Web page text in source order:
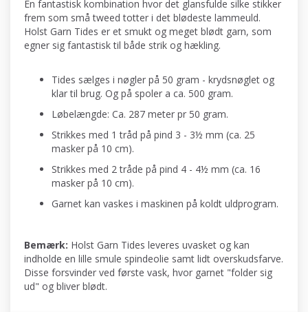
En fantastisk kombination hvor det glansfulde silke stikker
frem som små tweed totter i det blødeste lammeuld.
Holst Garn Tides er et smukt og meget blødt garn, som
egner sig fantastisk til både strik og hækling.
Tides sælges i nøgler på 50 gram - krydsnøglet og
klar til brug. Og på spoler a ca. 500 gram.
Løbelængde: Ca. 287 meter pr 50 gram.
Strikkes med 1 tråd på pind 3 - 3½ mm (ca. 25
masker på 10 cm).
Strikkes med 2 tråde på pind 4 - 4½ mm (ca. 16
masker på 10 cm).
Garnet kan vaskes i maskinen på koldt uldprogram.
Bemærk: Holst Garn Tides leveres uvasket og kan
indholde en lille smule spindeolie samt lidt overskudsfarve.
Disse forsvinder ved første vask, hvor garnet "folder sig
ud" og bliver blødt.